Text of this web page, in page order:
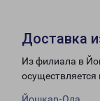
Доставка
Из филиала в